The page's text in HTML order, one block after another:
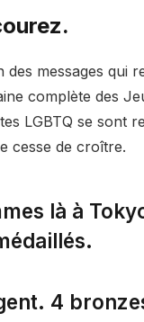
des messages qui
complète des
LGBTQ se sont
cesse de croître.
là à
4